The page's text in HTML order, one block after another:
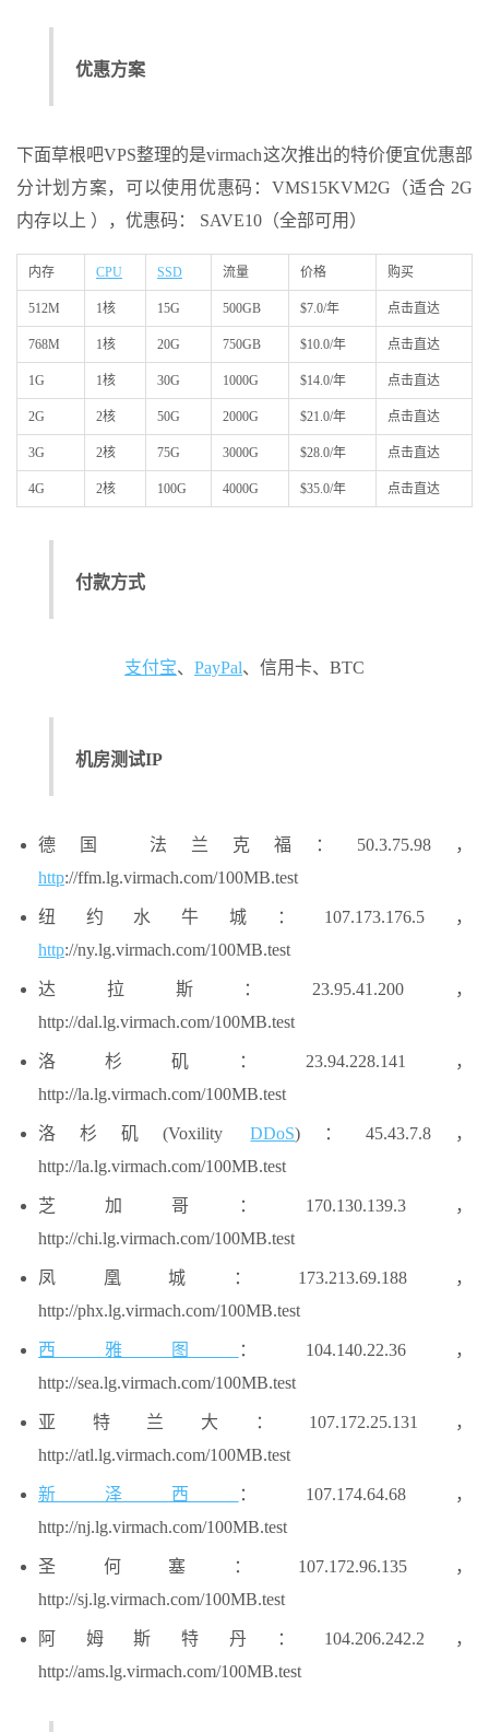
优惠方案
下面草根吧VPS整理的是virmach这次推出的特价便宜优惠部
分计划方案，可以使用优惠码：VMS15KVM2G（适合 2G
内存以上 ），优惠码： SAVE10（全部可用）
内存 CPU SSD 流量 价格 购买
512M 1核 15G 500GB $7.0/年 点击直达
768M 1核 20G 750GB $10.0/年 点击直达
1G 1核 30G 1000G $14.0/年 点击直达
2G 2核 50G 2000G $21.0/年 点击直达
3G 2核 75G 3000G $28.0/年 点击直达
4G 2核 100G 4000G $35.0/年 点击直达
付款方式
支付宝、 PayPal、信用卡、BTC
机房测试IP
德国 法兰克福：50.3.75.98，
http://ffm.lg.virmach.com/100MB.test
纽约水牛城：107.173.176.5，
http://ny.lg.virmach.com/100MB.test
达拉斯：23.95.41.200，
http://dal.lg.virmach.com/100MB.test
洛杉矶：23.94.228.141，
http://la.lg.virmach.com/100MB.test
洛杉矶(VoxilityDDoS)：45.43.7.8，
http://la.lg.virmach.com/100MB.test
芝加哥：170.130.139.3，
http://chi.lg.virmach.com/100MB.test
凤凰城：173.213.69.188，
http://phx.lg.virmach.com/100MB.test
西雅图
：104.140.22.36，
http://sea.lg.virmach.com/100MB.test
亚特兰大：107.172.25.131，
http://atl.lg.virmach.com/100MB.test
新泽西
：107.174.64.68，
http://nj.lg.virmach.com/100MB.test
圣何塞：107.172.96.135，
http://sj.lg.virmach.com/100MB.test
阿姆斯特丹：104.206.242.2，
http://ams.lg.virmach.com/100MB.test